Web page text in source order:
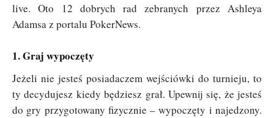
live. Oto 12 dobrych rad zebranych przez Ashleya
Adamsa z portalu PokerNews.
1. Graj wypoczęty
Jeżeli nie jesteś posiadaczem wejściówki do turnieju, to
ty decydujesz kiedy będziesz grał. Upewnij się, że jesteś
do gry przygotowany fizycznie – wypoczęty i najedzony.